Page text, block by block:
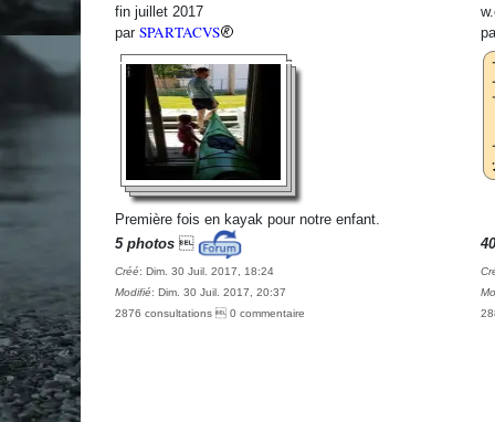
fin juillet 2017
par SPARTACVS
Première fois en kayak pour notre enfant.
5 photos
Créé: Dim. 30 Juil. 2017, 18:24
Modifié: Dim. 30 Juil. 2017, 20:37
2876 consultations  0 commentaire